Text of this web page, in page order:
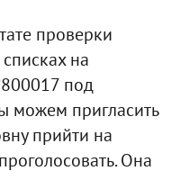
проверки
на
под
можем пригласить
прийти на
Она